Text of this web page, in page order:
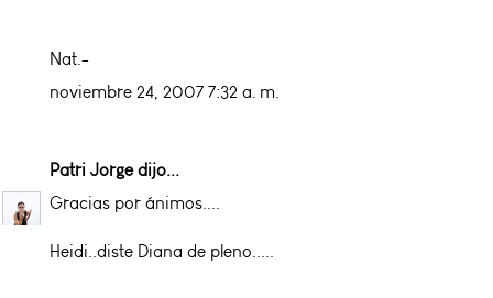
Nat.-
noviembre 24, 2007 7:32 a. m.
Patri Jorgedijo...
Gracias por ánimos....
Heidi..diste Diana de pleno.....